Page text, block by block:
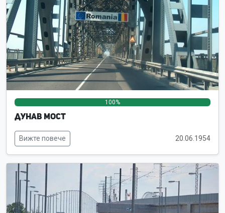
100%
Дунав мост
Вижте повече 20.06.1954